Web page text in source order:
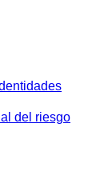
del riesgo